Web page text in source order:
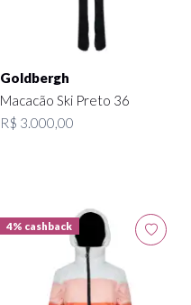
Goldbergh
Macacão Ski Preto 36
R$ 3.000,00
4% cashback